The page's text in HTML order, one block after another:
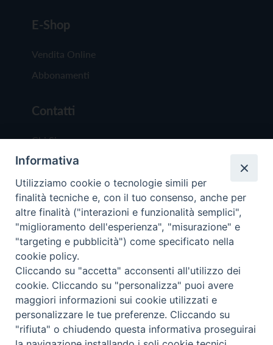
E-Shop
Vendita Online
Abbonamenti
Contatti
Chi Siamo
Redazione
Scrivici
Copyright © 2019 - Tutti i diritti riservati - Vita
Trentina Editrice
Privacy Policy
Torna
Informativa
Utilizziamo cookie o tecnologie simili per
finalità tecniche e, con il tuo consenso, anche per
altre finalità ("interazioni e funzionalità semplici",
"miglioramento dell'esperienza", "misurazione" e
"targeting e pubblicità") come specificato nella
cookie policy.
Cliccando su "accetta" acconsenti all'utilizzo dei
cookie. Cliccando su "personalizza" puoi avere
maggiori informazioni sui cookie utilizzati e
personalizzare le tue preferenze. Cliccando su
"rifiuta" o chiudendo questa informativa proseguirai